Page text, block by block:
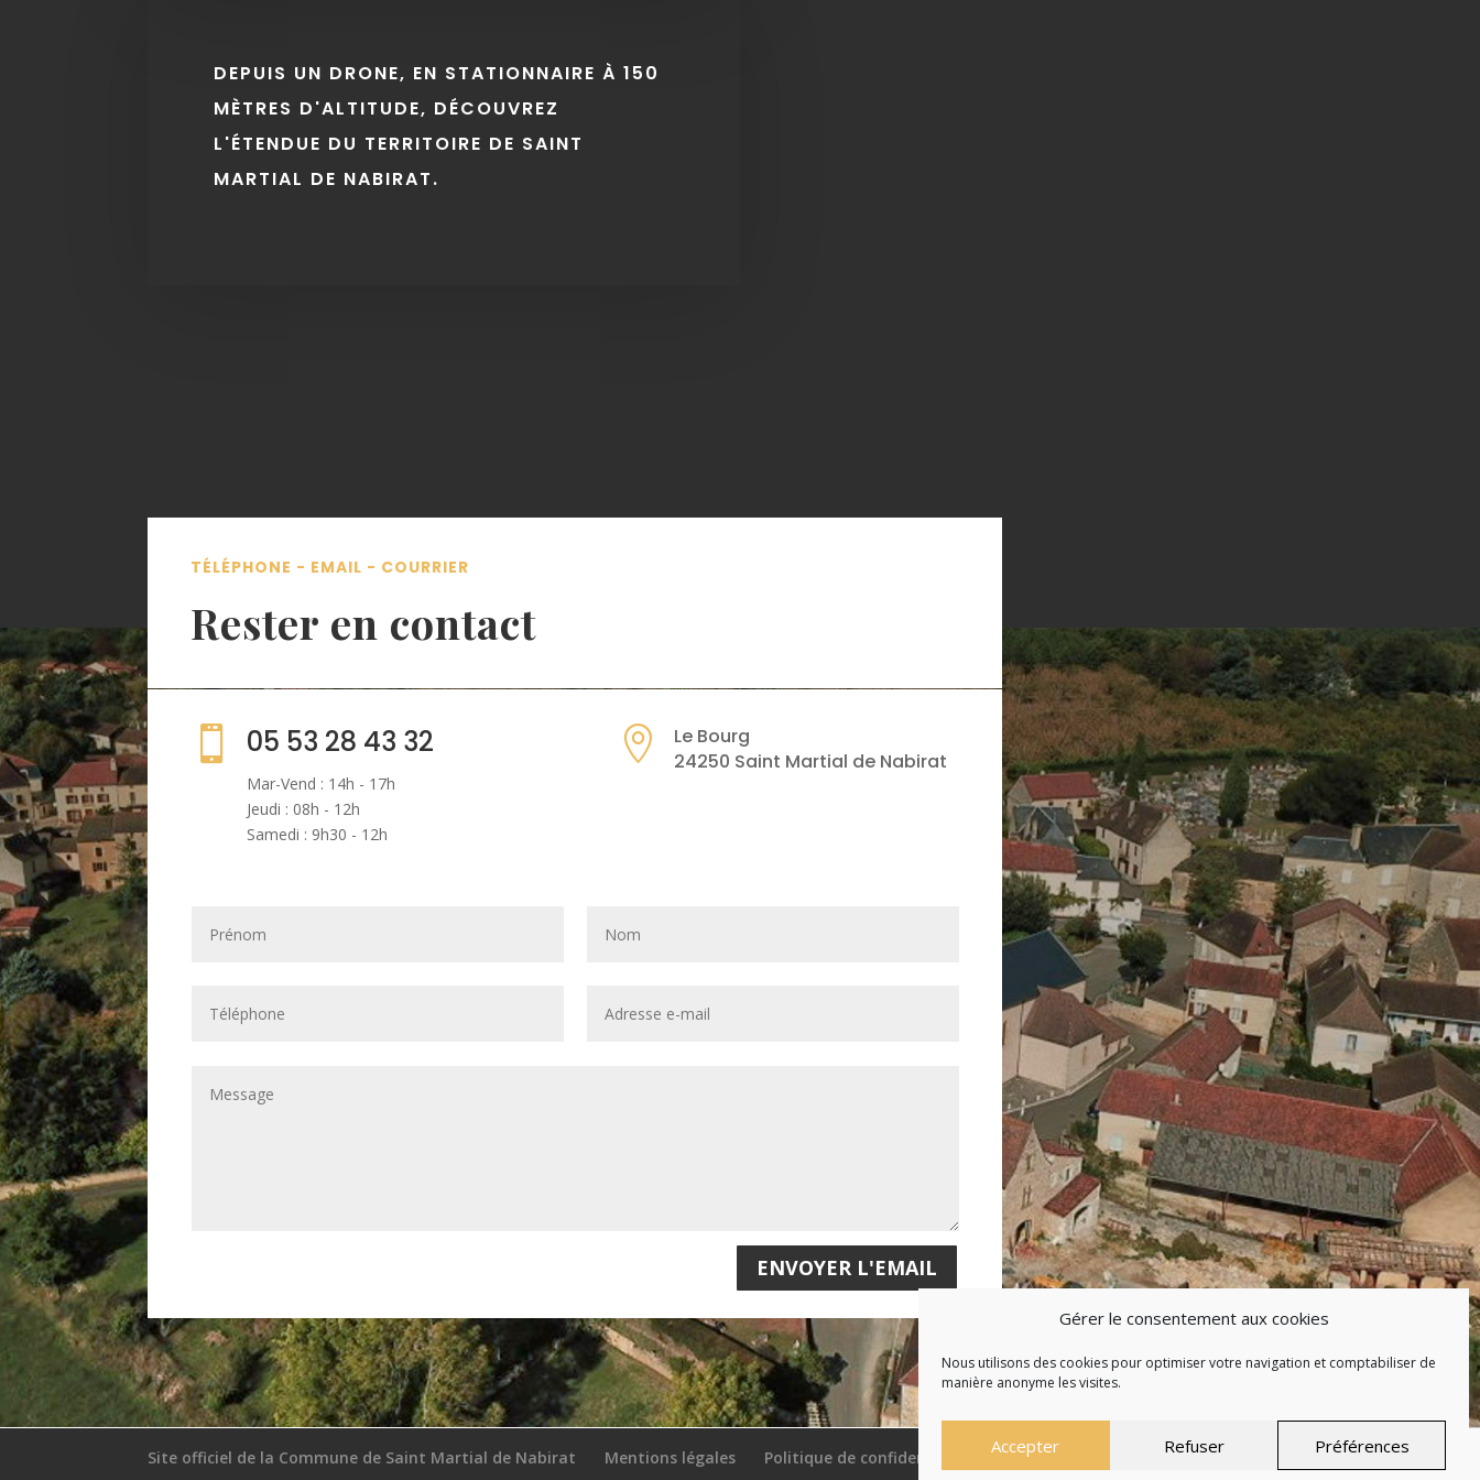
Gérer le consentement aux cookies
Nous utilisons des cookies pour optimiser votre navigation et comptabiliser de
manière anonyme les visites.
Accepter Refuser Préférences
DEPUIS UN DRONE, EN STATIONNAIRE À 150
MÈTRES D'ALTITUDE, DÉCOUVREZ
L'ÉTENDUE DU TERRITOIRE DE SAINT
MARTIAL DE NABIRAT.
TÉLÉPHONE - EMAIL - COURRIER
Rester en contact
 05 53 28 43 32
Mar-Vend : 14h - 17h
Jeudi : 08h - 12h
Samedi : 9h30 - 12h

Le Bourg
24250 Saint Martial de Nabirat
ENVOYER L'EMAIL
Site officiel de la Commune de Saint Martial de Nabirat Mentions légales Politique de confidentialité